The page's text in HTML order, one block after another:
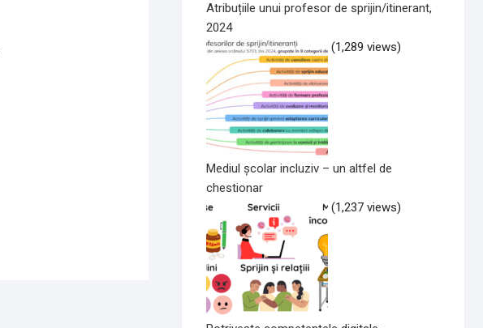
Atribuțiile unui profesor de sprijin/itinerant,
2024
(1,289 views)
Mediul școlar incluziv – un altfel de
chestionar
(1,237 views)